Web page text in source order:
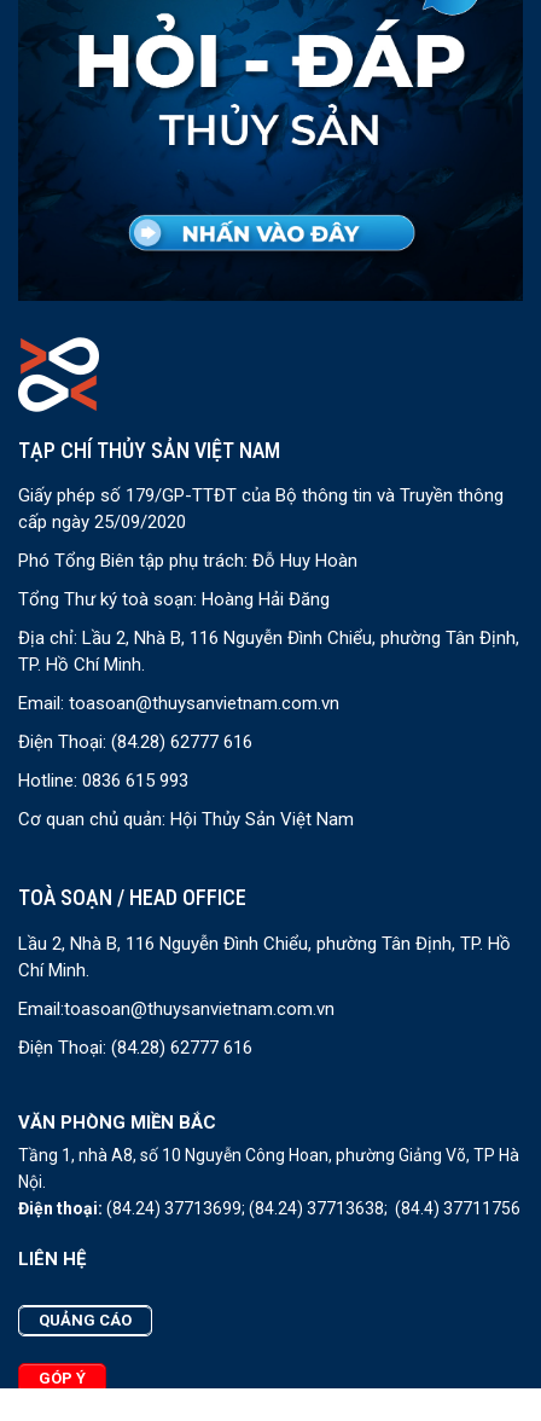
TẠP CHÍ THỦY SẢN VIỆT NAM
Giấy phép số 179/GP-TTĐT của Bộ thông tin và Truyền thông
cấp ngày 25/09/2020
Phó Tổng Biên tập phụ trách: Đỗ Huy Hoàn
Tổng Thư ký toà soạn: Hoàng Hải Đăng
Địa chỉ: Lầu 2, Nhà B, 116 Nguyễn Đình Chiểu, phường Tân Định,
TP. Hồ Chí Minh.
Email: toasoan@thuysanvietnam.com.vn
Điện Thoại: (84.28) 62777 616
Hotline: 0836 615 993
Cơ quan chủ quản: Hội Thủy Sản Việt Nam
TOÀ SOẠN / HEAD OFFICE
Lầu 2, Nhà B, 116 Nguyễn Đình Chiểu, phường Tân Định, TP. Hồ
Chí Minh.
Email:toasoan@thuysanvietnam.com.vn
Điện Thoại: (84.28) 62777 616
VĂN PHÒNG MIỀN BẮC
Tầng 1, nhà A8, số 10 Nguyễn Công Hoan, phường Giảng Võ, TP Hà
Nội.
Điện thoại: (84.24) 37713699; (84.24) 37713638; (84.4) 37711756
LIÊN HỆ
QUẢNG CÁO
GÓP Ý